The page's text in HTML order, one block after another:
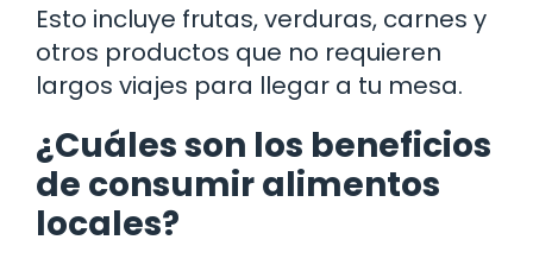
Esto incluye frutas, verduras, carnes y
otros productos que no requieren
largos viajes para llegar a tu mesa.
¿Cuáles son los beneficios
de consumir alimentos
locales?